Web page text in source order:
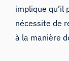
implique qu’il
nécessite de
à la manière